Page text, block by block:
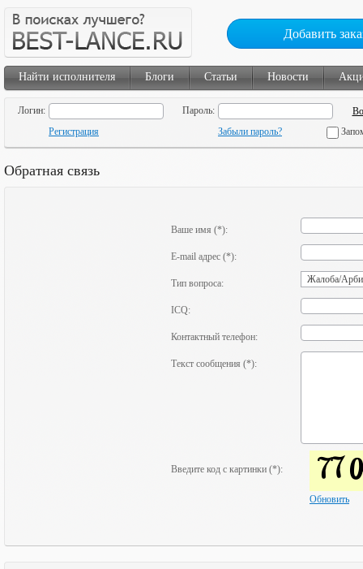
Добавить
Найти исполнителя Блоги Статьи Новости
Логин:
Пароль:
Регистрация
Забыли пароль?
Обратная связь
Ваше имя (*):
E-mail адрес (*):
Тип вопроса:
ICQ:
Контактный телефон:
Текст сообщения (*):
Введите код с картинки (*):
Обновить